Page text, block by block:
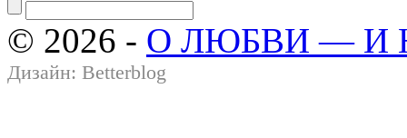
© 2026 - О ЛЮБВИ — И
Дизайн: Betterblog